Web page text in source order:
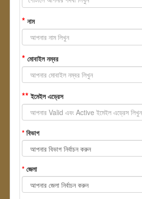
* নাম
* মোবাইল নম্বর
** ইমেইল এড্রেস
* বিভাগ
* জেলা